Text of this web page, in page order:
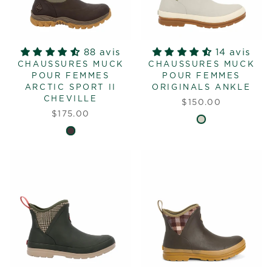
88 avis
CHAUSSURES MUCK
POUR FEMMES
ARCTIC SPORT II
CHEVILLE
$175.00
14 avis
CHAUSSURES MUCK
POUR FEMMES
ORIGINALS ANKLE
$150.00